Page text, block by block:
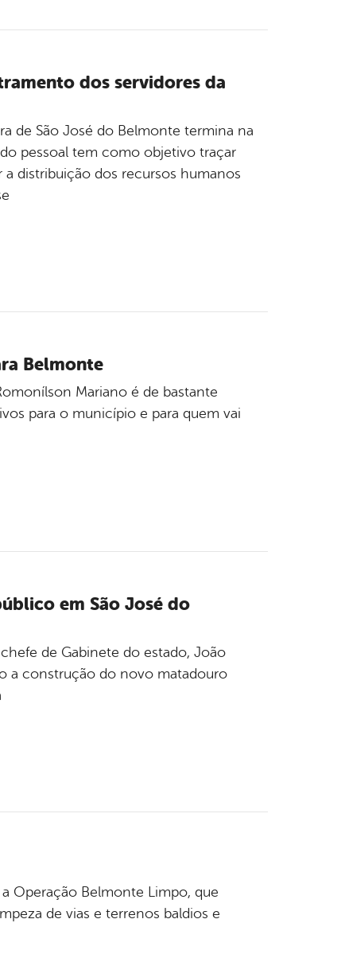
dos servidores da
de São José do Belmonte termina na
pessoal tem como objetivo traçar
distribuição dos recursos humanos
Belmonte
Mariano é de bastante
para o município e para quem vai
em São José do
de Gabinete do estado, João
a construção do novo matadouro
Operação Belmonte Limpo, que
de vias e terrenos baldios e